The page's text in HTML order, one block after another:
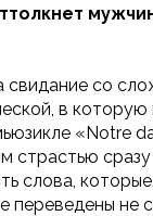
свидание со
в которую
«Notre
страстью
слова,
переведены не